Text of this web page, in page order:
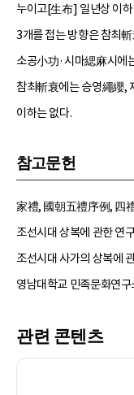
누이고[生布] 일년상 이
3개를 접는 방향은 참최
소공小功·시마緦麻시에
참최斬衰에는 승영繩纓,
이하는 없다.
참고문헌
家禮, 國朝五禮序例, 四
조선시대 상복에 관한 연
조선시대 사가의 상복에
영남대학교 민족문화연
관련 콘텐츠